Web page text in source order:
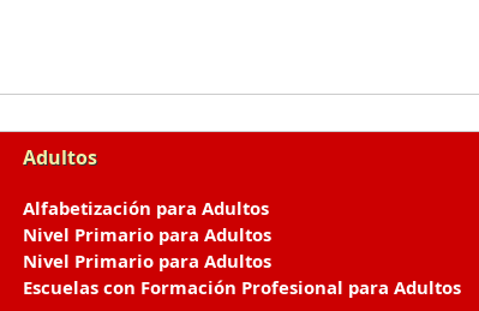
Adultos
Alfabetización para Adultos
Nivel Primario para Adultos
Nivel Primario para Adultos
Escuelas con Formación Profesional para Adultos